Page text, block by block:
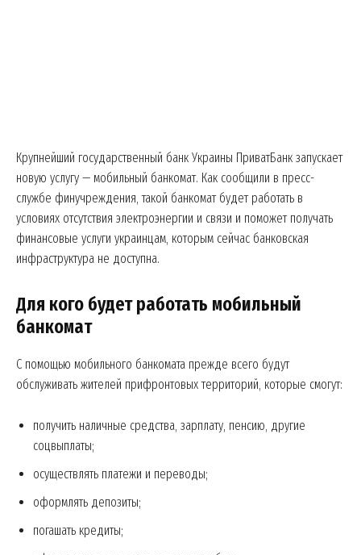
Крупнейший государственный банк Украины ПриватБанк запускает
новую услугу — мобильный банкомат. Как сообщили в пресс-
службе финучреждения, такой банкомат будет работать в
условиях отсутствия электроэнергии и связи и поможет получать
финансовые услуги украинцам, которым сейчас банковская
инфраструктура не доступна.
Для кого будет работать мобильный
банкомат
С помощью мобильного банкомата прежде всего будут
обслуживать жителей прифронтовых территорий, которые смогут:
получить наличные средства, зарплату, пенсию, другие
соцвыплаты;
осуществлять платежи и переводы;
оформлять депозиты;
погашать кредиты;